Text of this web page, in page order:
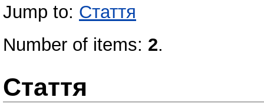
Jump to: Стаття
Number of items: 2.
Стаття